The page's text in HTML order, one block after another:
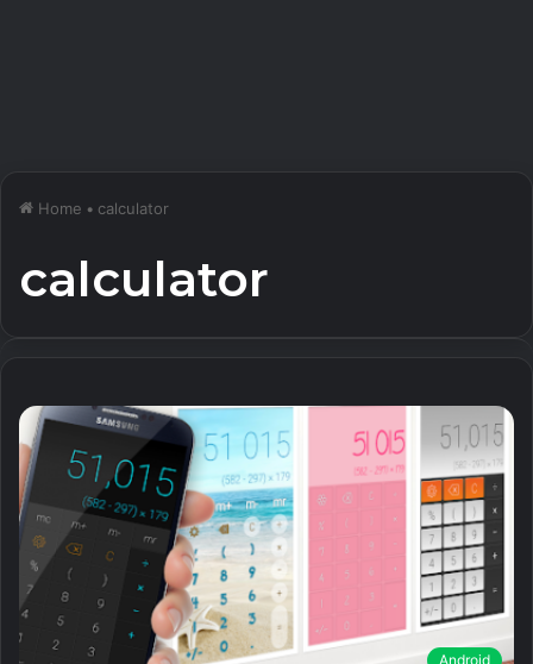
Home • calculator
calculator
Android